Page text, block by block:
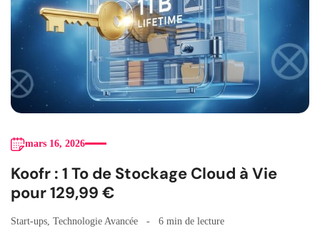
mars 16, 2026
Koofr : 1 To de Stockage Cloud à Vie
pour 129,99 €
Start-ups Technologie Avancée 6 min de lecture